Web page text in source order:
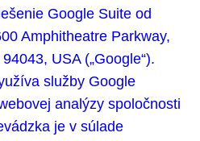
Google Suite od
Amphitheatre Parkway,
USA („Google“).
služby Google
analýzy spoločnosti
je v súlade